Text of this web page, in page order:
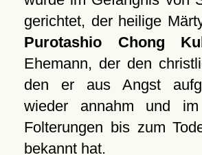
gerichtet, der heilige
Purotashio Chong
Ehemann, der den
den er aus Angst
wieder annahm und
Folterungen bis zum
bekannt hat.